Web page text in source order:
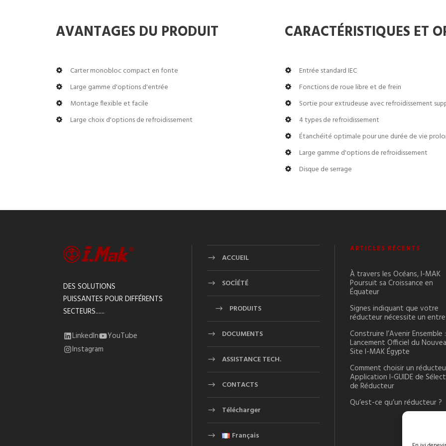
AVANTAGES DU PRODUIT
Carter monobloc compact en fonte
Large gamme d'options d'entrée
Montage flexible et facile
Large choix d'options de refroidissement
CARACTÉRISTIQUES ET
Entrée standard IEC
Fonctions de roue libre et de frein
Sortie pour extrudeuse avec refroidissement
4 types de refroidissement
Étanchéité optimale pour une durée de vie
Large gamme d'options de refroidissement
Disque de serrage
DES SOLUTIONS
PUISSANTES POUR DIFFÉRENTS
SECTEURS......
LinkedIn
YouTube
Instagram
ACCUEIL
SOCİÉTÉ
PRODUITS
DOCUMENTS
ASSISTANCE TECH.
CONTACTS
Télécharger
Français
ARTICLES RÉCENTS
À travers les Océans, I-MAK
Poursuit sa Croissance en
Équateur
Signes indiquant que votre
réducteur nécessite un
Construire l’Avenir Ensemble :
Lancement Officiel du
Site I-MAK Égypte
Comment choisir un
Application I-GUIDE de
de Réducteur
Qu’est-ce qu’un réducteur ?